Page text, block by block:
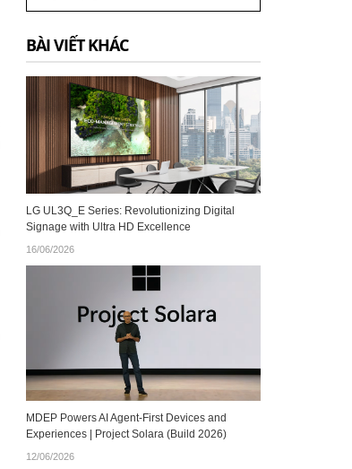
BÀI VIẾT KHÁC
LG UL3Q_E Series: Revolutionizing Digital
Signage with Ultra HD Excellence
16/06/2026
MDEP Powers AI Agent‑First Devices and
Experiences | Project Solara (Build 2026)
12/06/2026